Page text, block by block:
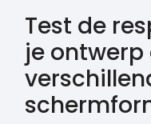
Test de
je ontwerp